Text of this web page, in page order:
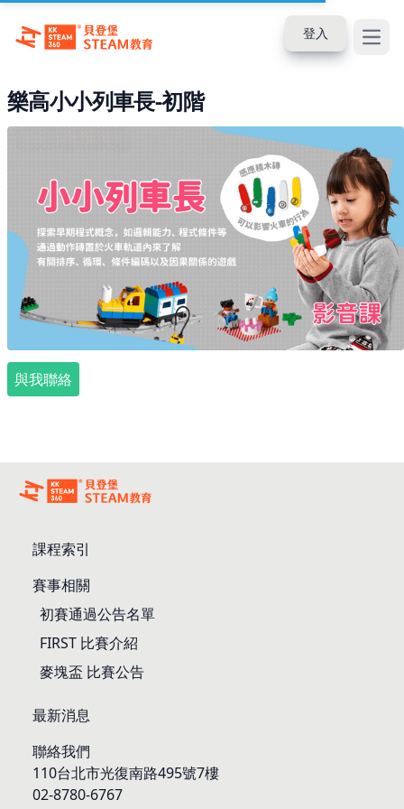
登入
樂高小小列車長-初階
與我聯絡
課程索引
賽事相關
初賽通過公告名單
FIRST 比賽介紹
麥塊盃 比賽公告
最新消息
聯絡我們
110台北市光復南路495號7樓
02-8780-6767